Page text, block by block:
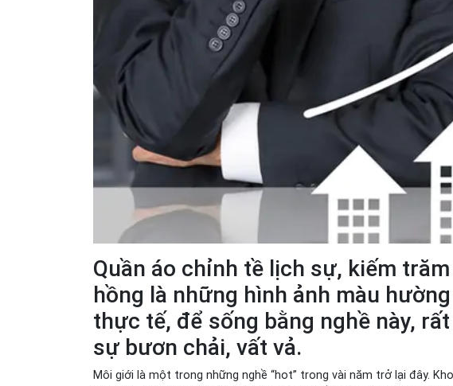
Quần áo chỉnh tề lịch sự, kiếm
hồng là những hình ảnh màu
thực tế, để sống bằng nghề này,
sự bươn chải, vất vả.
Môi giới là một trong những nghề “hot” trong vài năm trở lại đây.